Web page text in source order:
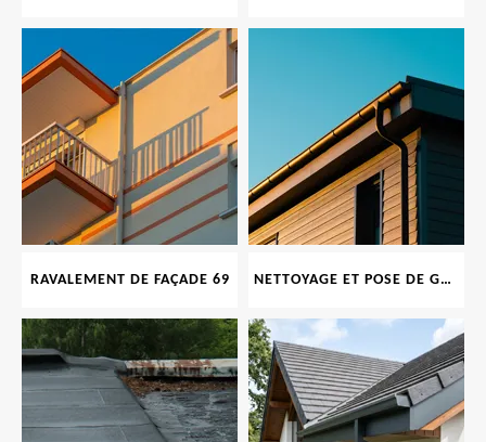
RAVALEMENT DE FAÇADE 69 NETTOYAGE ET POSE DE GOUTTIÈRE 69